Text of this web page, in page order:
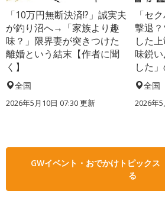
「10万円無断決済!?」誠実夫
が釣り沼へ→「家族より趣
味？」限界妻が突きつけた
離婚という結末【作者に聞
く】
全国
2026年5月10日 07:30 更新
「セ
撃退
した
味鋭
した
全国
2026年
GWイベント・おでかけトピックス
る